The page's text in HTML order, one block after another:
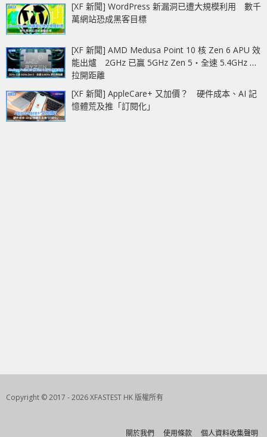
[XF 新聞] WordPress 新漏洞已遭大規模利用 數千
萬網站恐成黑客目標
[XF 新聞] AMD Medusa Point 10 核 Zen 6 APU 效
能出爐 2GHz 已贏 5GHz Zen 5‧全速 5.4GHz 更
拉開距離
[XF 新聞] AppleCare+ 又加價？ 硬件成本、AI 記
憶體荒及推「訂閱化」
Copyright © 2017 - 2026 XFASTEST HK 版權所有
關於我們 使用條款 個人資料收集聲明